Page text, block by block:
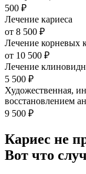
500 ₽
Лечение кариеса
от 8 500 ₽
Лечение корневых
от 10 500 ₽
Лечение
5 500 ₽
Художественная,
восстановлением
9 500 ₽
Кариес не
Вот что